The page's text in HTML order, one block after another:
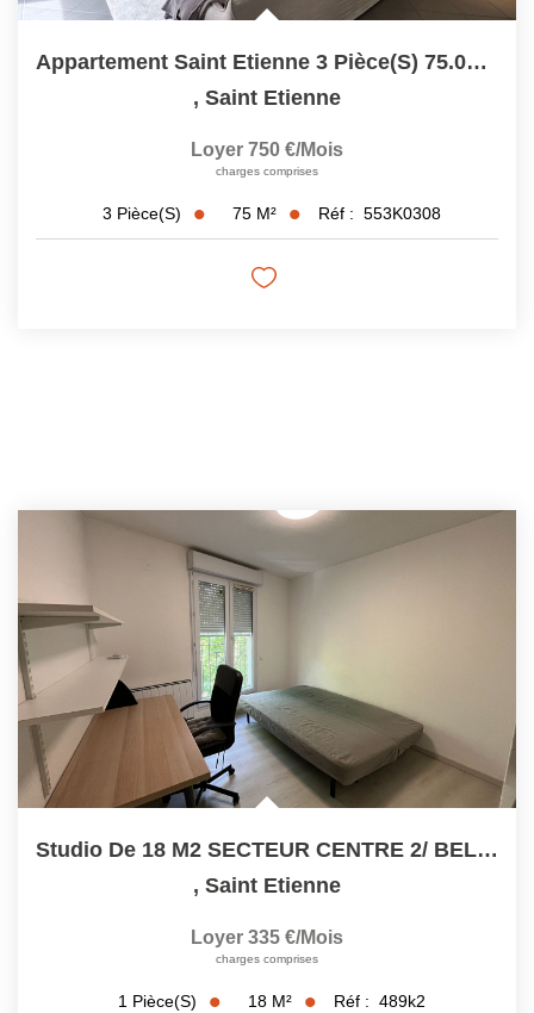
Appartement Saint Etienne 3 Pièce(s) 75.06 M2
, Saint Etienne
Loyer 750 €/mois
charges comprises
3 Pièce(s) 75 M² Réf : 553K0308
Studio De 18 M2 SECTEUR CENTRE 2/ BELLEVUE
, Saint Etienne
Loyer 335 €/mois
charges comprises
1 Pièce(s) 18 M² Réf : 489k2